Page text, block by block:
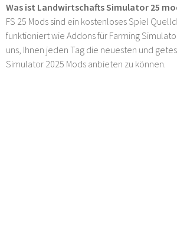
Was ist Landwirtschafts Simulator 25
FS 25 Mods sind ein kostenloses Spiel
funktioniert wie Addons für Farming
uns, Ihnen jeden Tag die neuesten und
Simulator 2025 Mods anbieten zu können.